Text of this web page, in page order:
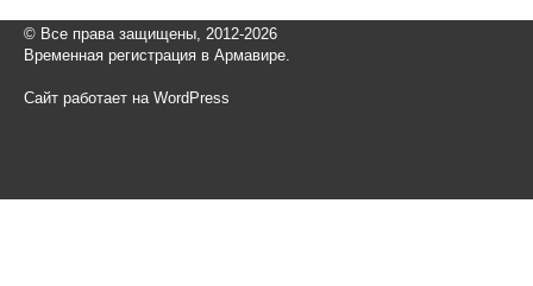
© Все права защищены, 2012-2026
Временная регистрация в Армавире.
Сайт работает на WordPress